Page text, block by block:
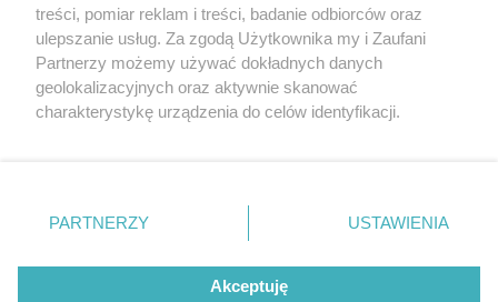
© 2026 Grupa ZPR Media
treści, pomiar reklam i treści, badanie odbiorców oraz
ulepszanie usług. Za zgodą Użytkownika my i Zaufani
Partnerzy możemy używać dokładnych danych
geolokalizacyjnych oraz aktywnie skanować
charakterystykę urządzenia do celów identyfikacji.
zmienić/wycofać klikając przycisk ustawień prywatności
znajdujący się w lewym dolnym rogu strony
rodzaje przetwarzania danych nie wymagają zgody
użytkownika, ale masz prawo sprzeciwić się takiemu
PARTNERZY USTAWIENIA
Akceptuję